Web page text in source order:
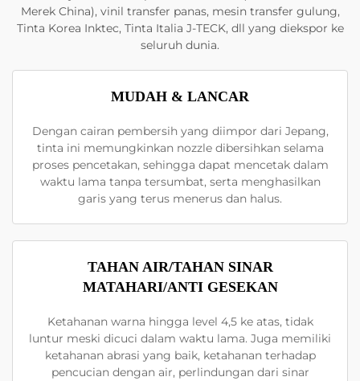
Merek China), vinil transfer panas, mesin transfer gulung,
Tinta Korea Inktec, Tinta Italia J-TECK, dll yang diekspor ke
seluruh dunia.
MUDAH & LANCAR
Dengan cairan pembersih yang diimpor dari Jepang,
tinta ini memungkinkan nozzle dibersihkan selama
proses pencetakan, sehingga dapat mencetak dalam
waktu lama tanpa tersumbat, serta menghasilkan
garis yang terus menerus dan halus.
TAHAN AIR/TAHAN SINAR
MATAHARI/ANTI GESEKAN
Ketahanan warna hingga level 4,5 ke atas, tidak
luntur meski dicuci dalam waktu lama. Juga memiliki
ketahanan abrasi yang baik, ketahanan terhadap
pencucian dengan air, perlindungan dari sinar